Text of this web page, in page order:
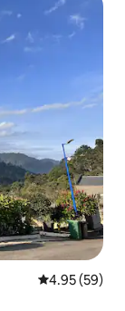
Calificación
4.95 (59)